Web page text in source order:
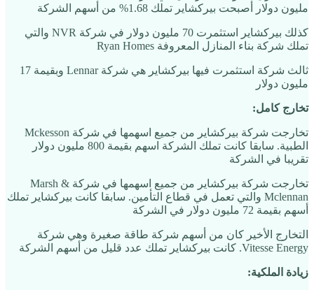
مليون دولار أصبحت بيركشاير تملك 1.68% من أسهم الشركة
كذلك بيركشاير استثمرت 70 مليون دولار في شركة NVR والتي
تملك شركة بناء المنازل المعروفة Ryan Homes
ثالث شركة استثمرت فيها بيركشاير هي شركة Lennar وبقيمة 17
مليون دولار
تخارج كامل:
تخارجت شركة بيركشاير من جميع اسهمها في شركة Mckesson
الطبية. سابقا كانت تملك الشركة اسهم بقيمة 800 مليون دولار
تقريبا في الشركة
تخارجت شركة بيركشاير من جميع اسهمها في شركة Marsh &
Mclennan والتي تعمل في قطاع التأمين. سابقا كانت بيركشاير تملك
أسهم بقيمة 72 مليون دولار في الشركة
التخارج الأخير كان من أسهم شركة طاقة صغيرة وهي شركة
Vitesse Energy. كانت بيركشاير تملك عدد قليل من أسهم الشركة
زيادة الملكية: